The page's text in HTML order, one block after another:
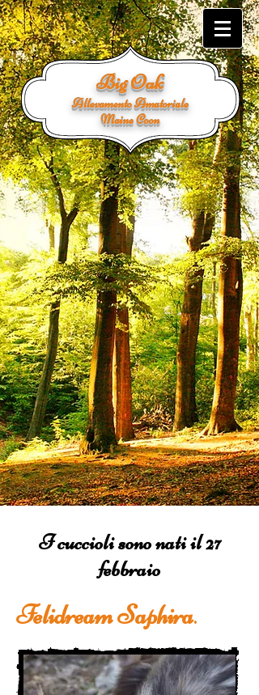
Big Oak
Allevamento Amatoriale
Maine Coon
I cuccioli sono nati il 27
febbraio
Felidream Saphira.